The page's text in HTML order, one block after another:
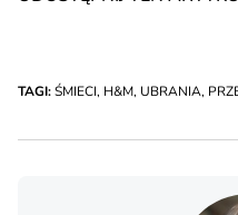
TAGI:ŚMIECI, H&M, UBRANIA,